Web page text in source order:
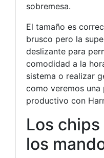
sobremesa.
El tamaño es
brusco pero la
deslizante para
comodidad a la
sistema o realizar
como veremos una
productivo con
Los
los